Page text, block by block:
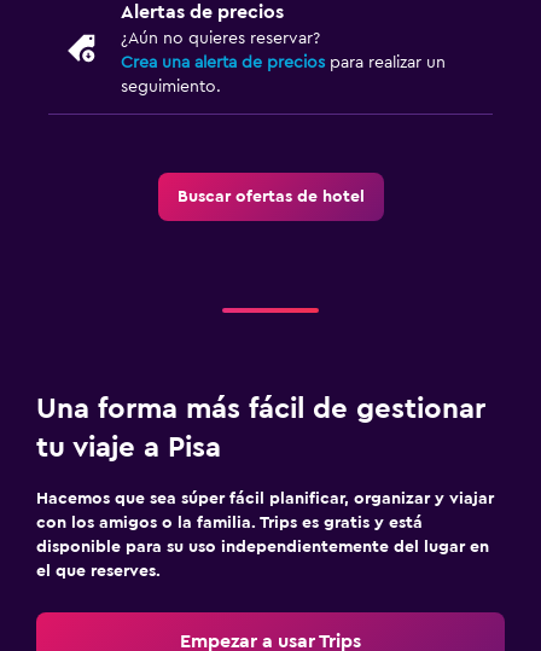
Alertas de precios
¿Aún no quieres reservar?
Crea una alerta de precios para realizar un
seguimiento.
Buscar ofertas de hotel
Una forma más fácil de gestionar
tu viaje a Pisa
Hacemos que sea súper fácil planificar, organizar y viajar
con los amigos o la familia. Trips es gratis y está
disponible para su uso independientemente del lugar en
el que reserves.
Empezar a usar Trips